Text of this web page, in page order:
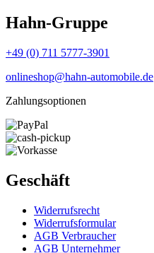
Hahn-Gruppe
+49 (0) 711 5777-3901
onlineshop@hahn-automobile.de
Zahlungsoptionen
Geschäft
Widerrufs­recht
Widerrufs­formular
AGB Verbraucher
AGB Unternehmer